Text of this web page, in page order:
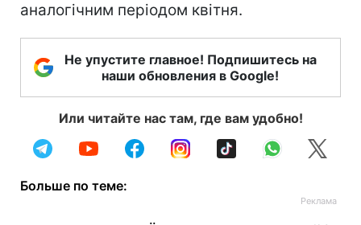
аналогічним періодом квітня.
Не упустите главное! Подпишитесь на
наши обновления в Google!
Или читайте нас там, где вам удобно!
Больше по теме: